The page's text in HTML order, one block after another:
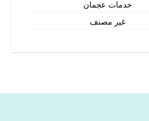
خدمات عجمان
غير مصنف